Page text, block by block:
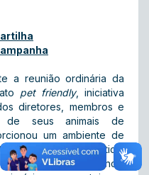
a reunião ordinária da
pet friendly, iniciativa
diretores, membros e
de seus animais de
um ambiente de
e reforçou, na prática,
e convivência